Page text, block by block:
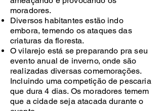
moradores.
Diversos habitantes estão indo
embora, temendo os ataques das
criaturas da floresta.
O vilarejo está se preparando pra seu
evento anual de inverno, onde são
realizadas diversas comemorações.
Incluindo uma competição de pescaria
que dura 4 dias. Os moradores temem
que a cidade seja atacada durante o